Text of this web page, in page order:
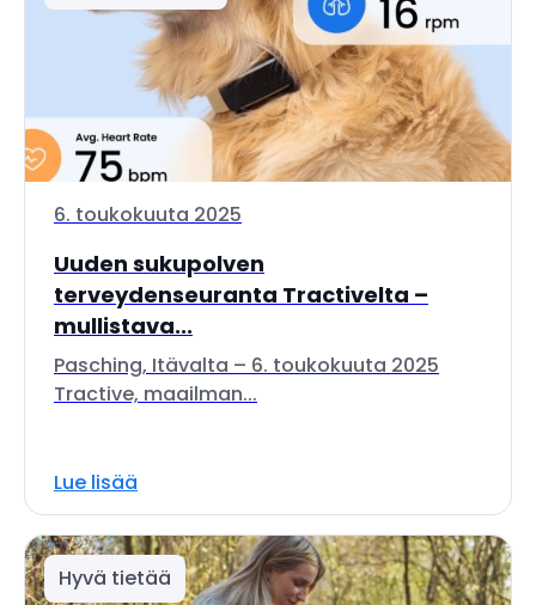
6. toukokuuta 2025
Uuden sukupolven
terveydenseuranta Tractivelta –
mullistava...
Pasching, Itävalta – 6. toukokuuta 2025
Tractive, maailman...
Lue lisää
Hyvä tietää